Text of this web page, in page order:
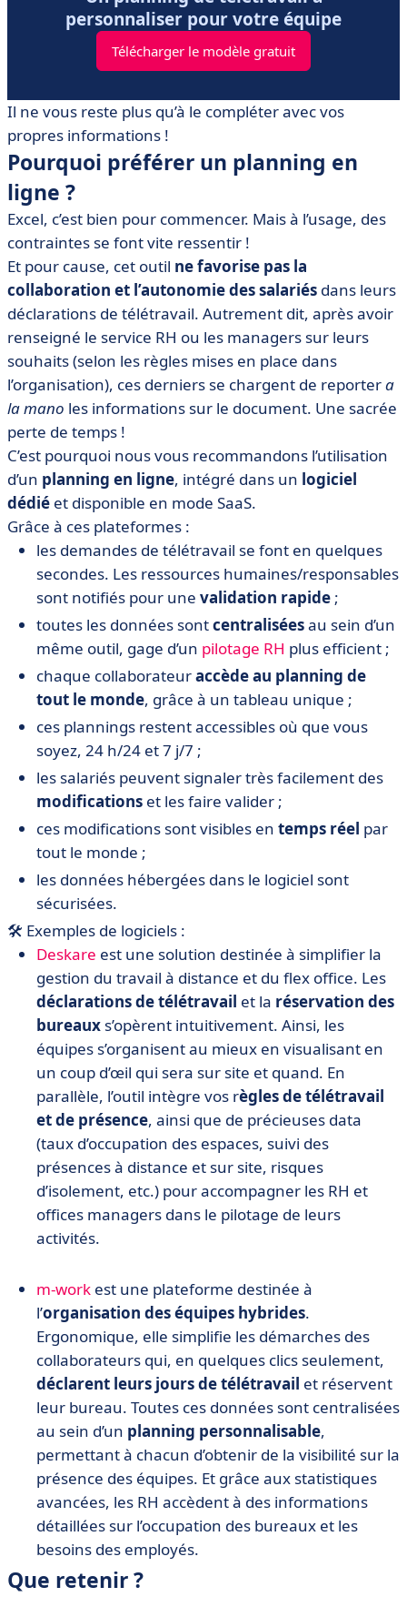
personnaliser pour votre équipe
Télécharger le modèle gratuit
Il ne vous reste plus qu’à le compléter avec vos
propres informations !
Pourquoi préférer un planning en
ligne ?
Excel, c’est bien pour commencer. Mais à l’usage, des
contraintes se font vite ressentir !
Et pour cause, cet outil ne favorise pas la
collaboration et l’autonomie des salariés dans leurs
déclarations de télétravail. Autrement dit, après avoir
renseigné le service RH ou les managers sur leurs
souhaits (selon les règles mises en place dans
l’organisation), ces derniers se chargent de reportera
la mano les informations sur le document. Une sacrée
perte de temps !
C’est pourquoi nous vous recommandons l’utilisation
d’un planning en ligne, intégré dans un logiciel
dédié et disponible en mode SaaS.
Grâce à ces plateformes :
les demandes de télétravail se font en quelques
secondes. Les ressources humaines/responsables
sont notifiés pour une validation rapide ;
toutes les données sontcentraliséesau sein d’un
même outil, gage d’un pilotage RH plus efficient ;
chaque collaborateuraccède au planning de
tout le monde, grâce à un tableau unique ;
ces plannings restent accessibles où que vous
soyez, 24 h/24 et 7 j/7 ;
les salariés peuvent signaler très facilement des
modifications et les faire valider ;
ces modifications sont visibles en temps réel par
tout le monde ;
les données hébergées dans le logiciel sont
sécurisées.
🛠️ Exemples de logiciels :
Deskare est une solution destinée à simplifier la
gestion du travail à distance et du flex office. Les
déclarations de télétravail et la réservation des
bureaux s’opèrent intuitivement. Ainsi, les
équipes s’organisent au mieux en visualisant en
un coup d’œil qui sera sur site et quand. En
parallèle, l’outil intègre vos règles de télétravail
et de présence, ainsi que de précieuses data
(taux d’occupation des espaces, suivi des
présences à distance et sur site, risques
d’isolement, etc.) pour accompagner les RH et
offices managers dans le pilotage de leurs
activités.
m-work est une plateforme destinée à
l’organisation des équipes hybrides.
Ergonomique, elle simplifie les démarches des
collaborateurs qui, en quelques clics seulement,
déclarent leurs jours de télétravail et réservent
leur bureau. Toutes ces données sont centralisées
au sein d’un planning personnalisable,
permettant à chacun d’obtenir de la visibilité sur la
présence des équipes. Et grâce aux statistiques
avancées, les RH accèdent à des informations
détaillées sur l’occupation des bureaux et les
besoins des employés.
Que retenir ?